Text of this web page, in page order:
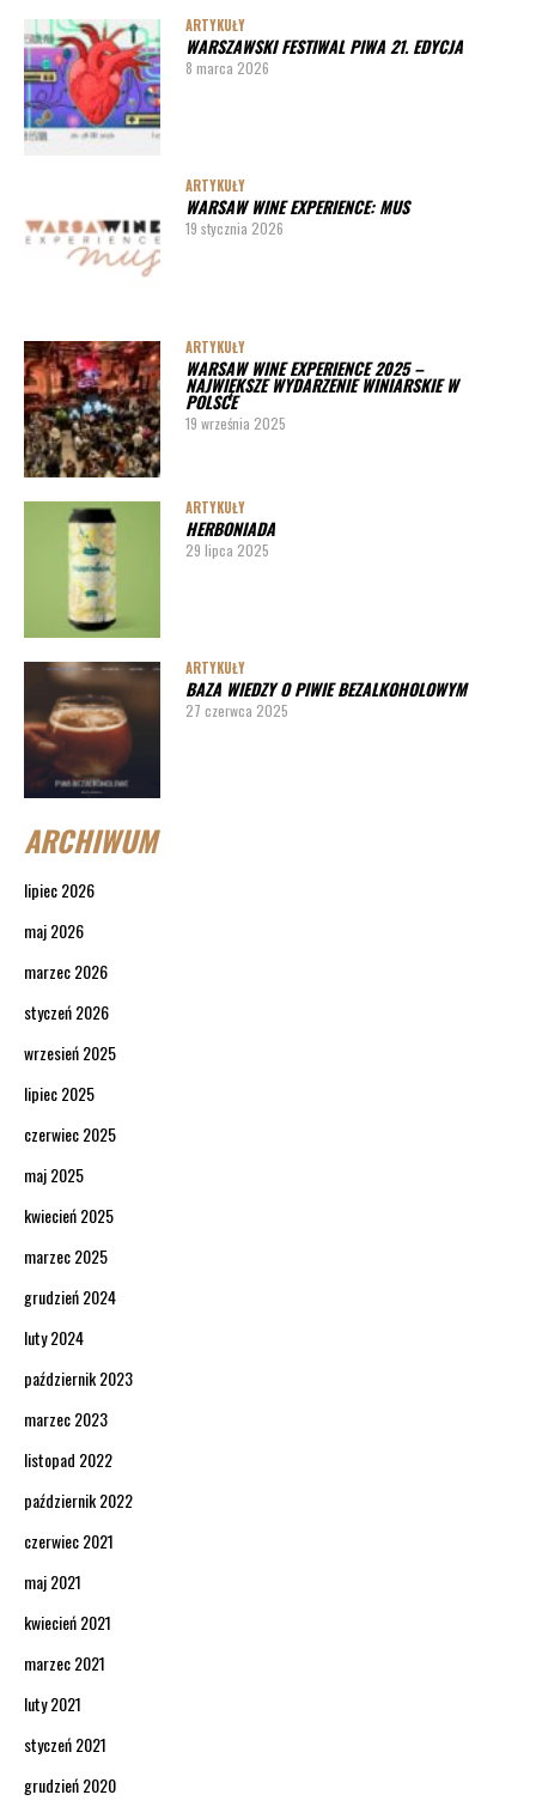
ARTYKUŁY
WARSZAWSKI FESTIWAL PIWA 21. EDYCJA
8 marca 2026
ARTYKUŁY
WARSAW WINE EXPERIENCE: MUS
19 stycznia 2026
ARTYKUŁY
WARSAW WINE EXPERIENCE 2025 –
NAJWIĘKSZE WYDARZENIE WINIARSKIE W
POLSCE
19 września 2025
ARTYKUŁY
HERBONIADA
29 lipca 2025
ARTYKUŁY
BAZA WIEDZY O PIWIE BEZALKOHOLOWYM
27 czerwca 2025
ARCHIWUM
lipiec 2026
maj 2026
marzec 2026
styczeń 2026
wrzesień 2025
lipiec 2025
czerwiec 2025
maj 2025
kwiecień 2025
marzec 2025
grudzień 2024
luty 2024
październik 2023
marzec 2023
listopad 2022
październik 2022
czerwiec 2021
maj 2021
kwiecień 2021
marzec 2021
luty 2021
styczeń 2021
grudzień 2020